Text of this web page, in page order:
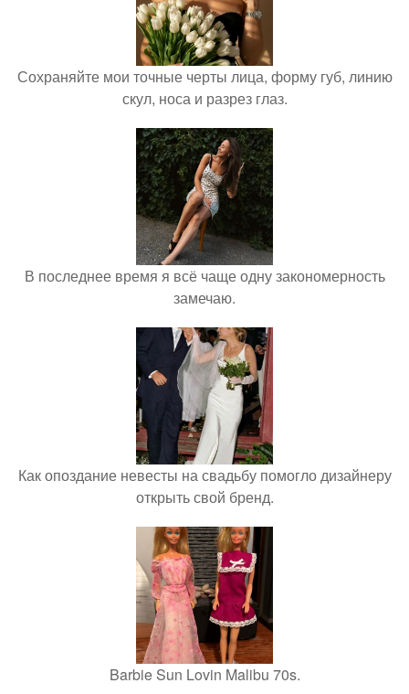
Сохраняйте мои точные черты лица, форму губ, линию
скул, носа и разрез глаз.
В последнее время я всё чаще одну закономерность
замечаю.
Как опоздание невесты на свадьбу помогло дизайнеру
открыть свой бренд.
Barbie Sun Lovin Malibu 70s.